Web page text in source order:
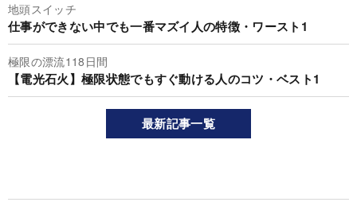
地頭スイッチ
仕事ができない中でも一番マズイ人の特徴・ワースト1
極限の漂流118日間
【電光石火】極限状態でもすぐ動ける人のコツ・ベスト1
最新記事一覧